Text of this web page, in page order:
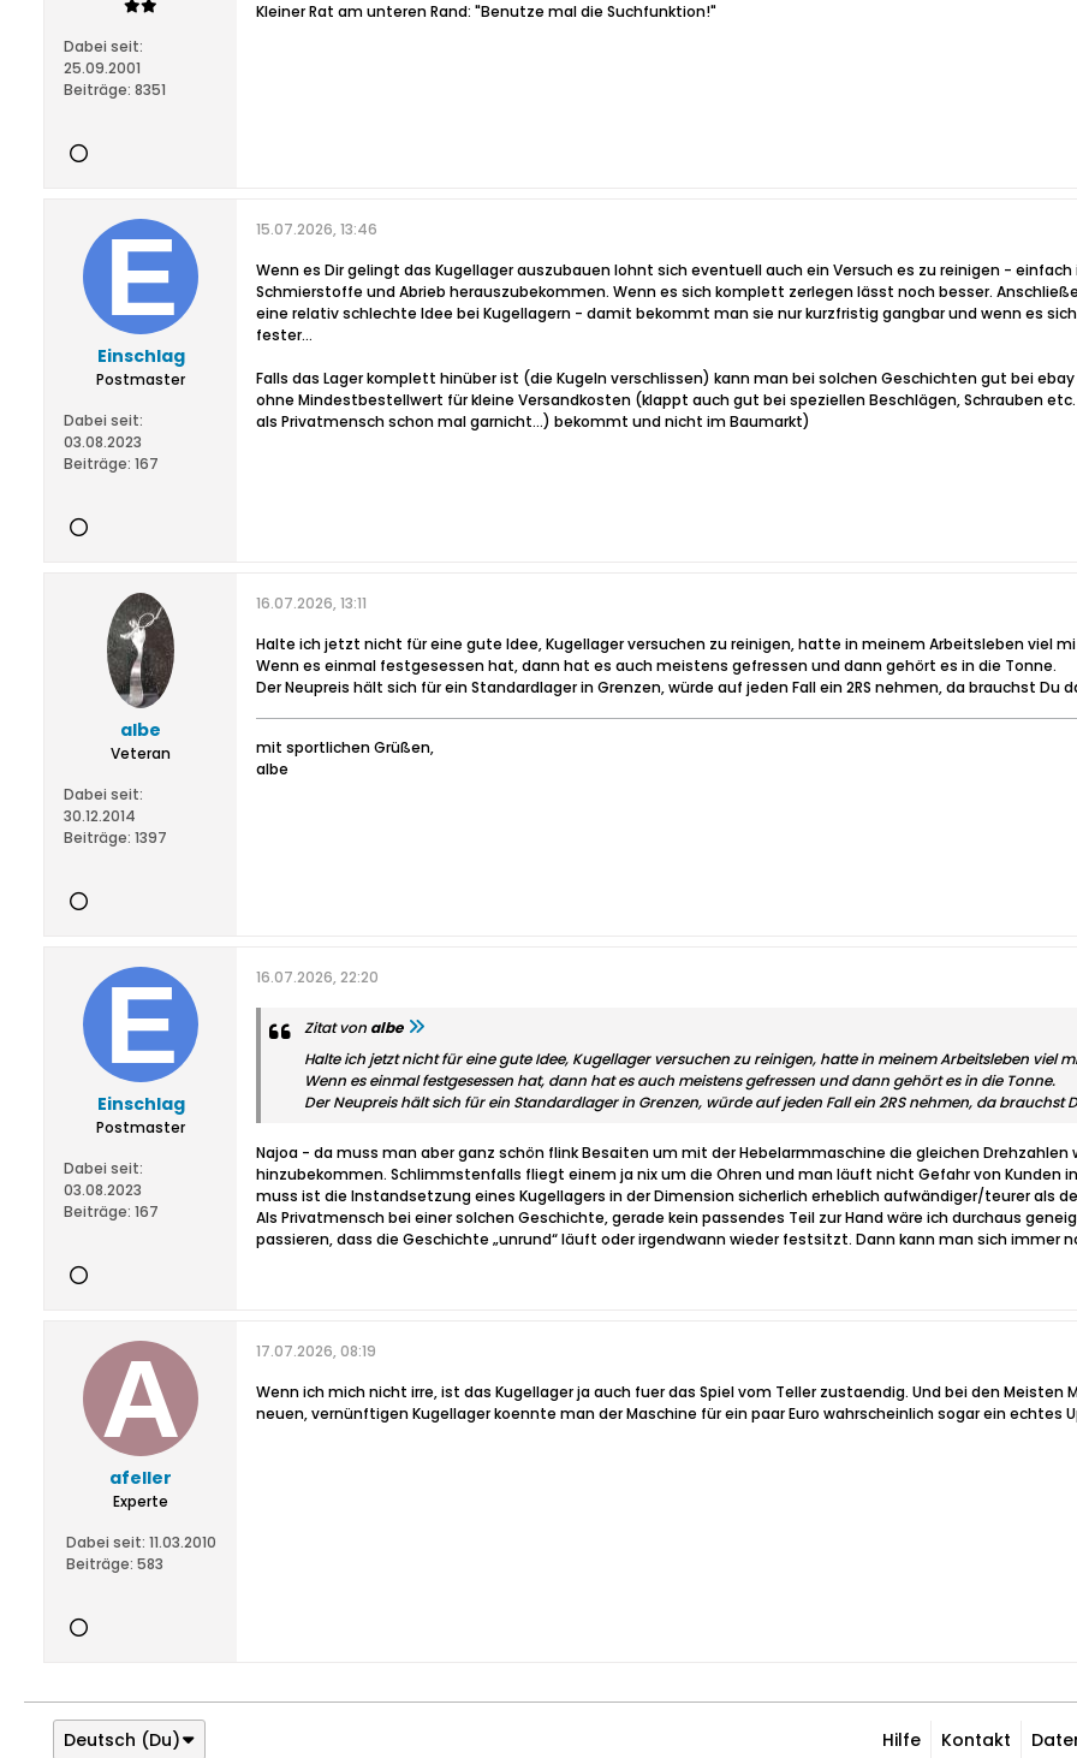
Dabei seit:
25.09.2001
Beiträge: 8351
Kleiner Rat am unteren Rand: "Benutze mal die Suchfunktion!"
Einschlag
Postmaster
Dabei seit:
03.08.2023
Beiträge: 167
15.07.2026, 13:46
Wenn es Dir gelingt das Kugellager auszubauen lohnt sich eventuell auch ein Versuch es zu reinigen -
Schmierstoffe und Abrieb herauszubekommen. Wenn es sich komplett zerlegen lässt noch besser.
eine relativ schlechte Idee bei Kugellagern - damit bekommt man sie nur kurzfristig gangbar und wenn es
fester…
Falls das Lager komplett hinüber ist (die Kugeln verschlissen) kann man bei solchen Geschichten gut bei
ohne Mindestbestellwert für kleine Versandkosten (klappt auch gut bei speziellen Beschlägen, Schrauben
als Privatmensch schon mal garnicht…) bekommt und nicht im Baumarkt)
albe
Veteran
Dabei seit:
30.12.2014
Beiträge: 1397
16.07.2026, 13:11
Halte ich jetzt nicht für eine gute Idee, Kugellager versuchen zu reinigen, hatte in meinem Arbeitsleben viel
Wenn es einmal festgesessen hat, dann hat es auch meistens gefressen und dann gehört es in die Tonne.
Der Neupreis hält sich für ein Standardlager in Grenzen, würde auf jeden Fall ein 2RS nehmen, da brauchst Du
mit sportlichen Grüßen,
albe
Einschlag
Postmaster
Dabei seit:
03.08.2023
Beiträge: 167
16.07.2026, 22:20
Zitat von albe
Halte ich jetzt nicht für eine gute Idee, Kugellager versuchen zu reinigen, hatte in meinem Arbeitsleben viel
Wenn es einmal festgesessen hat, dann hat es auch meistens gefressen und dann gehört es in die Tonne.
Der Neupreis hält sich für ein Standardlager in Grenzen, würde auf jeden Fall ein 2RS nehmen, da
Najoa - da muss man aber ganz schön flink Besaiten um mit der Hebelarmmaschine die gleichen Drehzahlen
hinzubekommen. Schlimmstenfalls fliegt einem ja nix um die Ohren und man läuft nicht Gefahr von Kunden
muss ist die Instandsetzung eines Kugellagers in der Dimension sicherlich erheblich aufwändiger/teurer als
Als Privatmensch bei einer solchen Geschichte, gerade kein passendes Teil zur Hand wäre ich durchaus
passieren, dass die Geschichte „unrund“ läuft oder irgendwann wieder festsitzt. Dann kann man sich immer
afeller
Experte
Dabei seit: 11.03.2010
Beiträge: 583
17.07.2026, 08:19
Wenn ich mich nicht irre, ist das Kugellager ja auch fuer das Spiel vom Teller zustaendig. Und bei den
neuen, vernünftigen Kugellager koennte man der Maschine für ein paar Euro wahrscheinlich sogar ein echtes
Deutsch (Du) Hilfe Kontakt